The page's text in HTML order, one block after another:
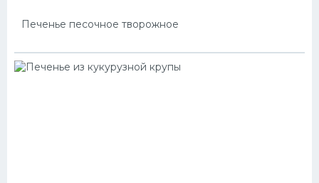
Печенье песочное творожное